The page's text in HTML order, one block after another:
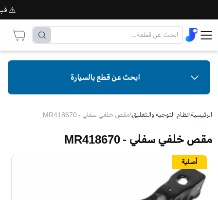
⚠️ قبل
ابحث عن قطع بالسيارة
الرئيسية\نظام التوجيه والتعليق\مقص خلفي سفلي - MR418670
مقص خلفي سفلي - MR418670
أصلية